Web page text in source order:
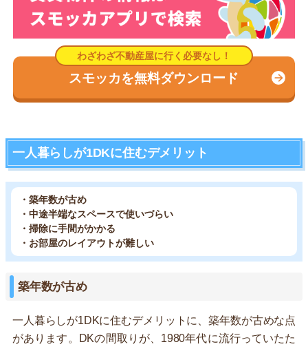
スモッカを無料ダウンロード
一人暮らしが1DKに住むデメリット
・築年数が古め
・中途半端なスペースで使いづらい
・掃除に手間がかかる
・お部屋のレイアウトが難しい
築年数が古め
一人暮らしが1DKに住むデメリットに、築年数が古めな点
があります。DKの間取りが、1980年代に流行っていたた